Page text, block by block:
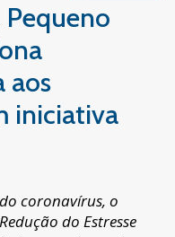
Pequeno
aos
iniciativa
coronavírus, o
do Estresse